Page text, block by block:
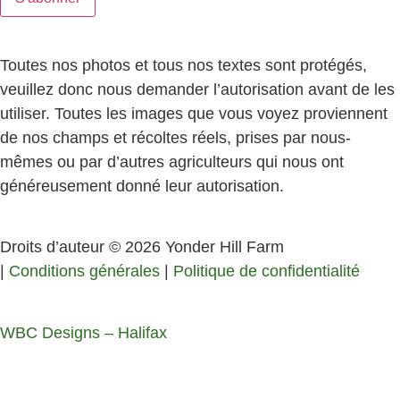
Toutes nos photos et tous nos textes sont protégés,
veuillez donc nous demander l’autorisation avant de les
utiliser. Toutes les images que vous voyez proviennent
de nos champs et récoltes réels, prises par nous-
mêmes ou par d’autres agriculteurs qui nous ont
généreusement donné leur autorisation.
Droits d’auteur © 2026 Yonder Hill Farm
Conditions générales Politique de confidentialité
WBC Designs – Halifax